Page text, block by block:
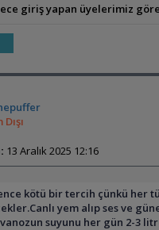
giriş yapan üyelerimiz
13 Aralık 2025 12:16
kötü bir tercih çünkü her
yem alıp ses ve
suyunu her gün 2-3